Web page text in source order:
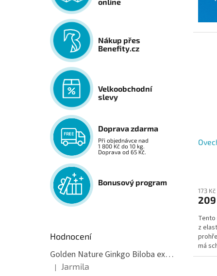
Nákup přes
Benefity.cz
Velkoobchodní
slevy
Doprava zdarma
Při objednávce nad
1 800 Kč do 10 kg.
Doprava od 65 Kč.
Bonusový program
Hodnocení
Golden Nature Ginkgo Biloba extrakt 50:1 60mg, 100 kapslí
Hodnocení produktu je 5 z 5 hvězdiček.
| Jarmila
173
209
z
má